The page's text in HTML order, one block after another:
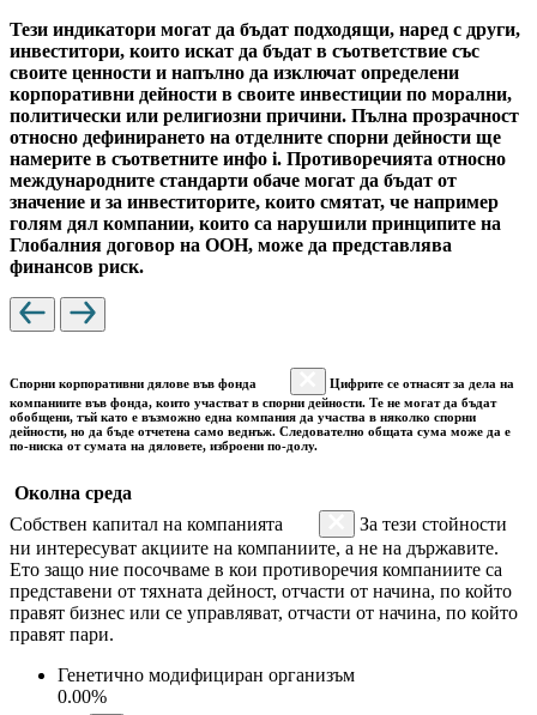
Тези индикатори могат да бъдат подходящи, наред с други,
инвеститори, които искат да бъдат в съответствие със
своите ценности и напълно да изключат определени
корпоративни дейности в своите инвестиции по морални,
политически или религиозни причини. Пълна прозрачност
относно дефинирането на отделните спорни дейности ще
намерите в съответните инфо i. Противоречията относно
международните стандарти обаче могат да бъдат от
значение и за инвеститорите, които смятат, че например
голям дял компании, които са нарушили принципите на
Глобалния договор на ООН, може да представлява
финансов риск.
Спорни корпоративни дялове във фонда
Цифрите се отнасят за дела на
компаниите във фонда, които участват в спорни дейности. Те не могат да бъдат
обобщени, тъй като е възможно една компания да участва в няколко спорни
дейности, но да бъде отчетена само веднъж. Следователно общата сума може да е
по-ниска от сумата на дяловете, изброени по-долу.
Околна среда
Собствен капитал на компанията
За тези стойности
ни интересуват акциите на компаниите, а не на държавите.
Ето защо ние посочваме в кои противоречия компаниите са
представени от тяхната дейност, отчасти от начина, по който
правят бизнес или се управляват, отчасти от начина, по който
правят пари.
Генетично модифициран организъм
0.00%